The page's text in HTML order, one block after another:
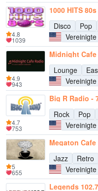
1000 HITS 80s
Disco
Pop
4.8
1039
Midnight
Lounge
4.9
943
Big R Radio -
Rock
Pop
4.7
753
Megaton Cafe
Jazz
Retro
5
655
Legends 102.7